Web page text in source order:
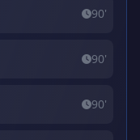
90'
90'
90'